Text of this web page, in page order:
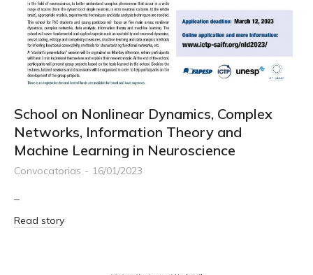
School on Nonlinear Dynamics, Complex
Networks, Information Theory and
Machine Learning in Neuroscience
Convocatorias 16/01/2023
–
Read story